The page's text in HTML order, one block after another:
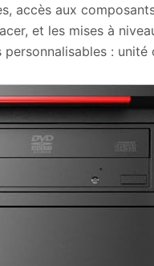
accès aux
et les mises à
personnalisables :